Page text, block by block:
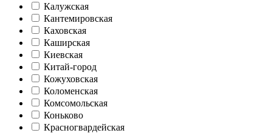
Калужская
Кантемировская
Каховская
Каширская
Киевская
Китай-город
Кожуховская
Коломенская
Комсомольская
Коньково
Красногвардейская